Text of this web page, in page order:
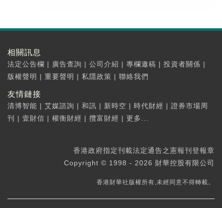
相關訊息
法定公告欄 | 廣告查詢 | 公司介紹 | 專欄邀稿 | 投資者關係 |
版權聲明 | 重要聲明 | 私隱政策 | 聯絡我們
友情鏈接
清博智能 | 艾媒諮詢 | 和訊 | 新時空 | 時代財經 | 證券市場周
刊
| 壹財信 | 權衡財經 | 攬富財經 | 更多...
香港政府指定刊載法定通告之憲報刊登報章
Copyright © 1998 - 2026 財華控股有限公司
香港財華社版權所有,未經同意不得轉載。